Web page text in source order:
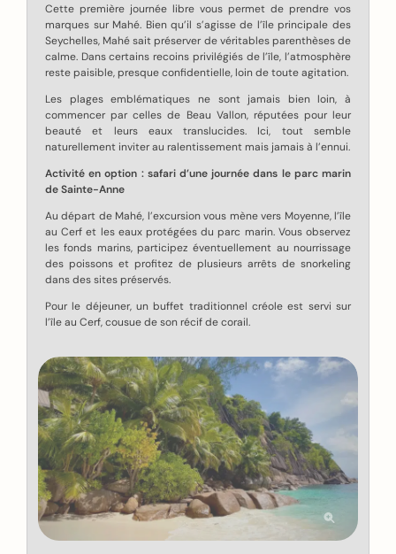
Cette première journée libre vous permet de prendre vos
marques sur Mahé. Bien qu’il s’agisse de l’île principale des
Seychelles, Mahé sait préserver de véritables parenthèses de
calme. Dans certains recoins privilégiés de l’île, l’atmosphère
reste paisible, presque confidentielle, loin de toute agitation.
Les plages emblématiques ne sont jamais bien loin, à
commencer par celles de Beau Vallon, réputées pour leur
beauté et leurs eaux translucides. Ici, tout semble
naturellement inviter au ralentissement mais jamais à l’ennui.
Activité en option : safari d’une journée dans le parc marin
de Sainte-Anne
Au départ de Mahé, l’excursion vous mène vers Moyenne, l’île
au Cerf et les eaux protégées du parc marin. Vous observez
les fonds marins, participez éventuellement au nourrissage
des poissons et profitez de plusieurs arrêts de snorkeling
dans des sites préservés.
Pour le déjeuner, un buffet traditionnel créole est servi sur
l’île au Cerf, cousue de son récif de corail.